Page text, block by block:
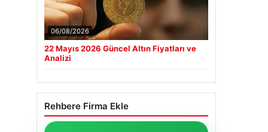
06/08/2026
22 Mayıs 2026 Güncel Altın Fiyatları ve
Analizi
Rehbere Firma Ekle